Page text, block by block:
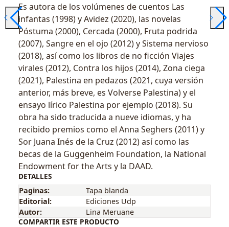
Es autora de los volúmenes de cuentos Las
infantas (1998) y Avidez (2020), las novelas
Póstuma (2000), Cercada (2000), Fruta podrida
(2007), Sangre en el ojo (2012) y Sistema nervioso
(2018), así como los libros de no ficción Viajes
virales (2012), Contra los hijos (2014), Zona ciega
(2021), Palestina en pedazos (2021, cuya versión
anterior, más breve, es Volverse Palestina) y el
ensayo lírico Palestina por ejemplo (2018). Su
obra ha sido traducida a nueve idiomas, y ha
recibido premios como el Anna Seghers (2011) y
Sor Juana Inés de la Cruz (2012) así como las
becas de la Guggenheim Foundation, la National
Endowment for the Arts y la DAAD.
DETALLES
Paginas:
Tapa blanda
Editorial:
Ediciones Udp
Autor:
Lina Meruane
COMPARTIR ESTE PRODUCTO